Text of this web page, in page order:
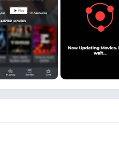
والمباشرة واللحاق بها بشكل